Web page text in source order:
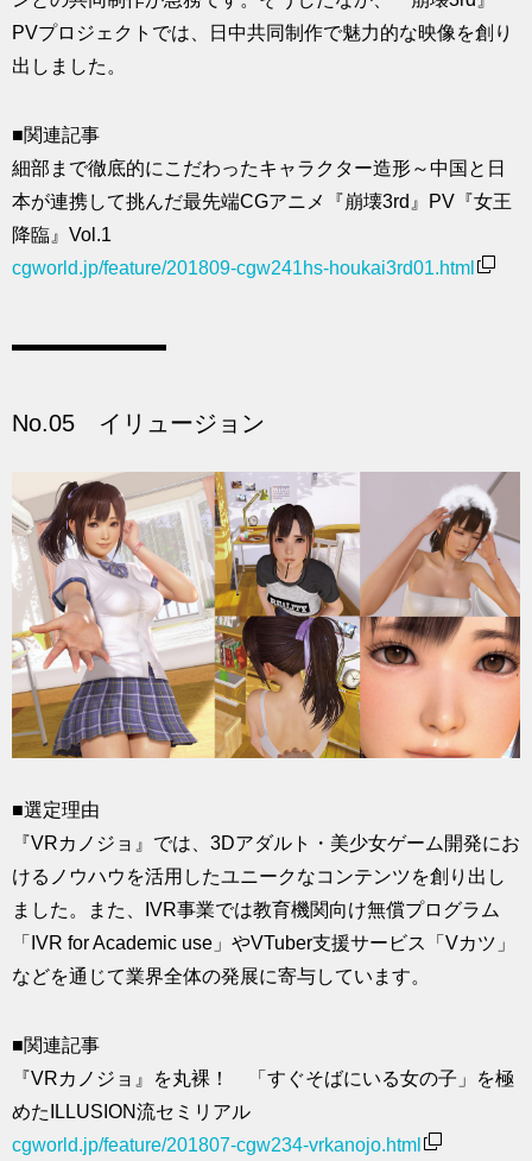
PVプロジェクトでは、日中共同制作で魅力的な映像を創り
出しました。
■関連記事
細部まで徹底的にこだわったキャラクター造形～中国と日
本が連携して挑んだ最先端CGアニメ『崩壊3rd』PV『女王
降臨』Vol.1
cgworld.jp/feature/201809-cgw241hs-houkai3rd01.html
No.05 イリュージョン
■選定理由
『VRカノジョ』では、3Dアダルト・美少女ゲーム開発にお
けるノウハウを活用したユニークなコンテンツを創り出し
ました。また、IVR事業では教育機関向け無償プログラム
「IVR for Academic use」やVTuber支援サービス「Vカツ」
などを通じて業界全体の発展に寄与しています。
■関連記事
『VRカノジョ』を丸裸！ 「すぐそばにいる女の子」を極
めたILLUSION流セミリアル
cgworld.jp/feature/201807-cgw234-vrkanojo.html